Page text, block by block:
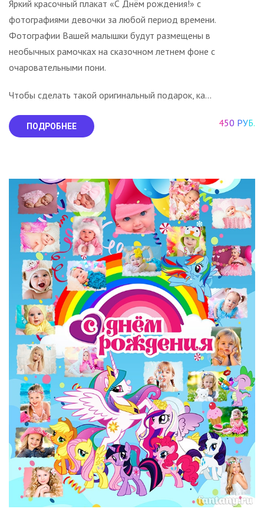
Яркий красочный плакат «С Днём рождения!» с
фотографиями девочки за любой период времени.
Фотографии Вашей малышки будут размещены в
необычных рамочках на сказочном летнем фоне с
очаровательными пони.
Чтобы сделать такой оригинальный подарок, ка...
ПОДРОБНЕЕ 450 РУБ.